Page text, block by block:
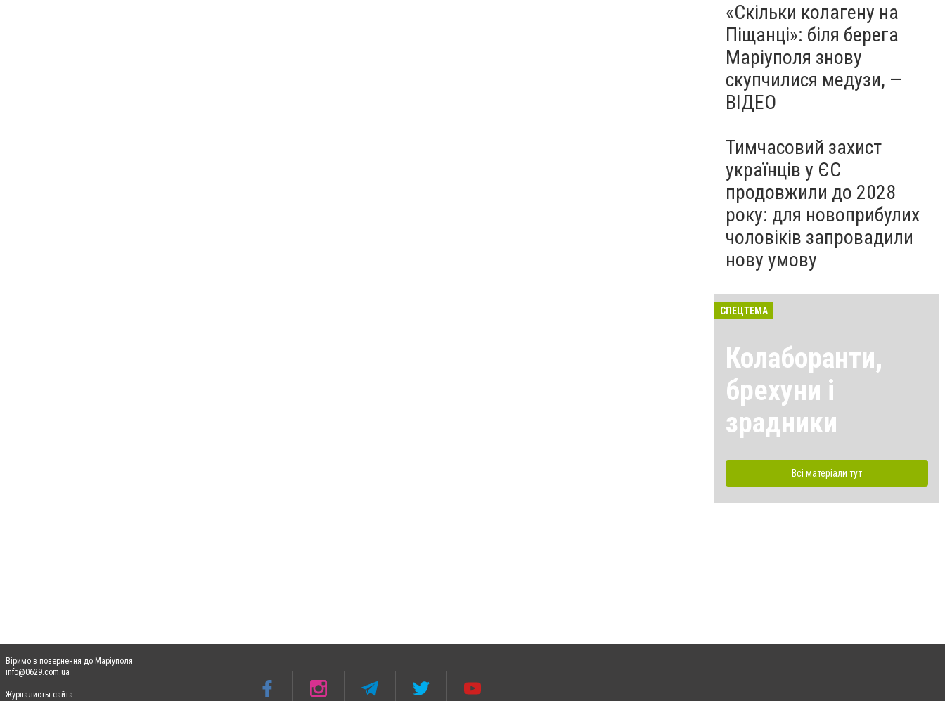
«Скільки колагену на
Піщанці»: біля берега
Маріуполя знову
скупчилися медузи, —
ВІДЕО
Тимчасовий захист
українців у ЄС
продовжили до 2028
року: для новоприбулих
чоловіків запровадили
нову умову
СПЕЦТЕМА
Колаборанти,
брехуни і
зрадники
Всі матеріали тут
Віримо в повернення до Маріуполя
info@0629.com.ua
Журналисты сайта